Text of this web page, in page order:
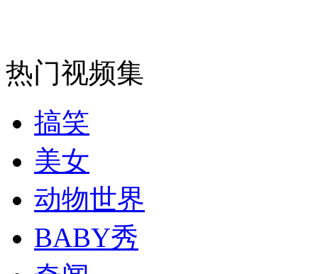
安徽一实载49人客车翻车
走！跟着总书记去植树
热门视频集
搞笑
美女
动物世界
BABY秀